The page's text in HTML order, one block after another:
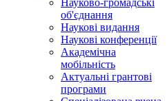
Науково-громадські
об'єднання
Наукові видання
Наукові конференції
Академічна
мобільність
Актуальні грантові
програми